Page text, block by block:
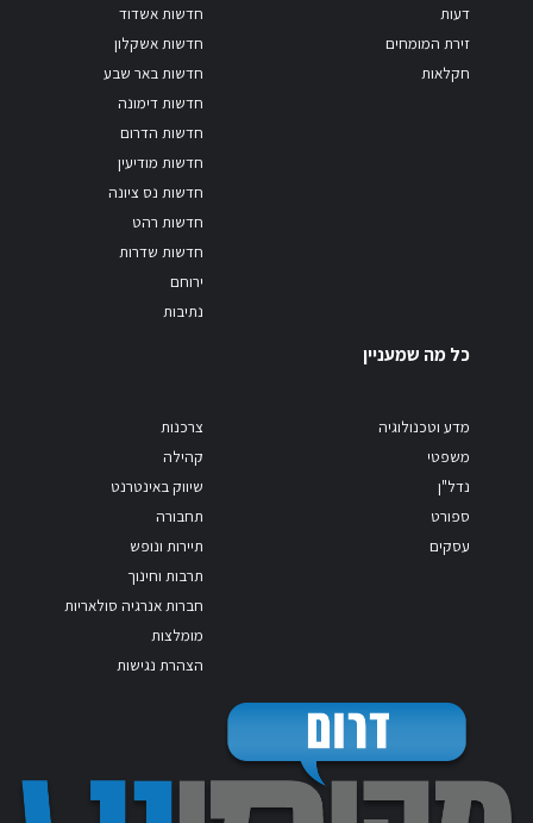
דעות
זירת המומחים
חקלאות
חדשות אשדוד
חדשות אשקלון
חדשות באר שבע
חדשות דימונה
חדשות הדרום
חדשות מודיעין
חדשות נס ציונה
חדשות רהט
חדשות שדרות
ירוחם
נתיבות
כל מה שמעניין
מדע וטכנולוגיה
משפטי
נדל"ן
ספורט
עסקים
צרכנות
קהילה
שיווק באינטרנט
תחבורה
תיירות ונופש
תרבות וחינוך
חברות אנרגיה סולאריות
מומלצות
הצהרת נגישות